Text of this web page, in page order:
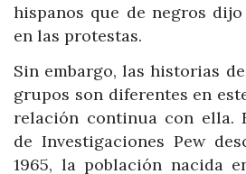
hispanos que de negros
en las protestas.
Sin embargo, las historias
grupos son diferentes en
relación continua con ella.
de Investigaciones Pew
1965, la población nacida